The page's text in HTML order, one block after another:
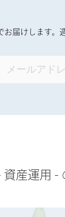
届けします。
資産運用 -